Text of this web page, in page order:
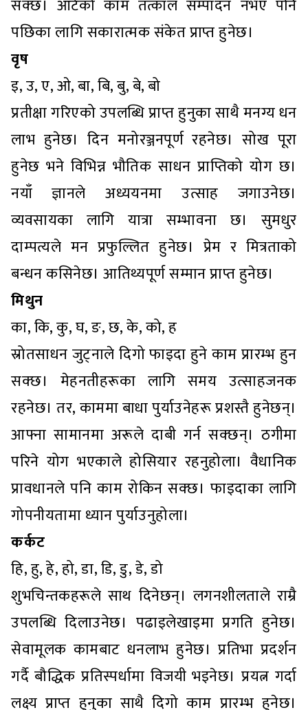
सक्छ। आँटेको काम तत्काल सम्पादन नभए पनि
पछिका लागि सकारात्मक संकेत प्राप्त हुनेछ।
वृष
इ, उ, ए, ओ, बा, बि, बु, बे, बो
प्रतीक्षा गरिएको उपलब्धि प्राप्त हुनुका साथै मनग्य धन
लाभ हुनेछ। दिन मनोरञ्जनपूर्ण रहनेछ। सोख पूरा
हुनेछ भने विभिन्न भौतिक साधन प्राप्तिको योग छ।
नयाँ ज्ञानले अध्ययनमा उत्साह जगाउनेछ।
व्यवसायका लागि यात्रा सम्भावना छ। सुमधुर
दाम्पत्यले मन प्रफुल्लित हुनेछ। प्रेम र मित्रताको
बन्धन कसिनेछ। आतिथ्यपूर्ण सम्मान प्राप्त हुनेछ।
मिथुन
का, कि, कु, घ, ङ, छ, के, को, ह
स्रोतसाधन जुट्नाले दिगो फाइदा हुने काम प्रारम्भ हुन
सक्छ। मेहनतीहरूका लागि समय उत्साहजनक
रहनेछ। तर, काममा बाधा पुर्याउनेहरू प्रशस्तै हुनेछन्।
आफ्ना सामानमा अरूले दाबी गर्न सक्छन्। ठगीमा
परिने योग भएकाले होसियार रहनुहोला। वैधानिक
प्रावधानले पनि काम रोकिन सक्छ। फाइदाका लागि
गोपनीयतामा ध्यान पुर्याउनुहोला।
कर्कट
हि, हु, हे, हो, डा, डि, डु, डे, डो
शुभचिन्तकहरूले साथ दिनेछन्। लगनशीलताले राम्रै
उपलब्धि दिलाउनेछ। पढाइलेखाइमा प्रगति हुनेछ।
सेवामूलक कामबाट धनलाभ हुनेछ। प्रतिभा प्रदर्शन
गर्दै बौद्धिक प्रतिस्पर्धामा विजयी भइनेछ। प्रयत्न गर्दा
लक्ष्य प्राप्त हुनुका साथै दिगो काम प्रारम्भ हुनेछ।